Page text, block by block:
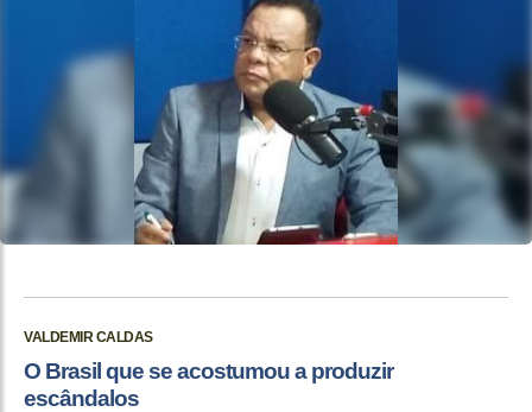
VALDEMIR CALDAS
O Brasil que se acostumou a produzir
escândalos